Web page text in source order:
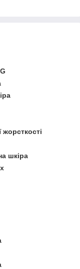
шкіра